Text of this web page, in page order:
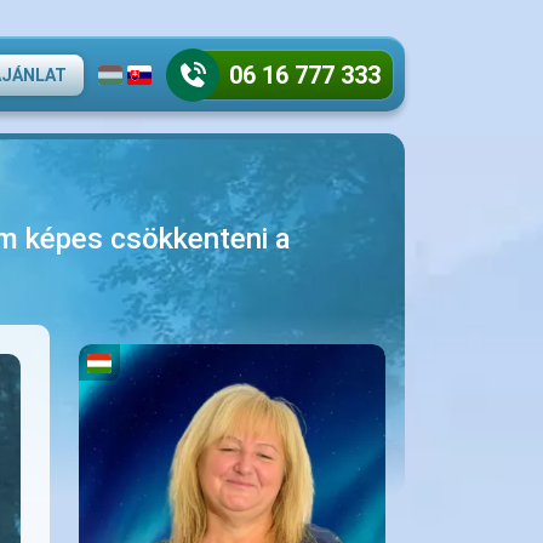
06 16 777 333
képes csökkenteni a